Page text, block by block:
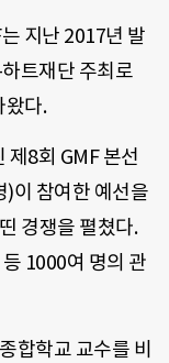
지난 2017년 발
트재단 주최로
왔다.
제8회 GMF 본선
이 참여한 예선을
경쟁을 펼쳤다.
1000여 명의 관
합학교 교수를 비